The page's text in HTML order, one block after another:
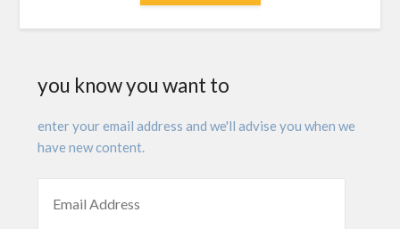
you know you want to
enter your email address and we'll advise you when we
have new content.